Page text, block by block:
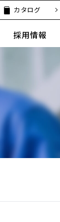
カタログ
採用情報